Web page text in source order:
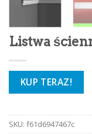
Listwa
KUP TERAZ!
SKU: f61d6947467c